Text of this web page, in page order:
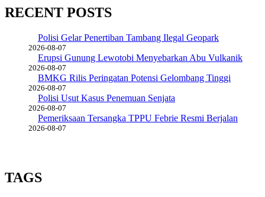
RECENT POSTS
Polisi Gelar Penertiban Tambang Ilegal Geopark
2026-08-07
Erupsi Gunung Lewotobi Menyebarkan Abu Vulkanik
2026-08-07
BMKG Rilis Peringatan Potensi Gelombang Tinggi
2026-08-07
Polisi Usut Kasus Penemuan Senjata
2026-08-07
Pemeriksaan Tersangka TPPU Febrie Resmi Berjalan
2026-08-07
TAGS